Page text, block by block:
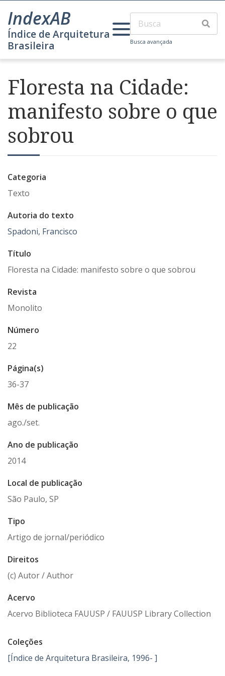
IndexAB
Índice de Arquitetura
Brasileira
Busca avançada
Floresta na Cidade:
manifesto sobre o que
sobrou
Categoria
Texto
Autoria do texto
Spadoni, Francisco
Título
Floresta na Cidade: manifesto sobre o que sobrou
Revista
Monolito
Número
22
Página(s)
36-37
Mês de publicação
ago./set.
Ano de publicação
2014
Local de publicação
São Paulo, SP
Tipo
Artigo de jornal/periódico
Direitos
(c) Autor / Author
Acervo
Acervo Biblioteca FAUUSP / FAUUSP Library Collection
Coleções
[Índice de Arquitetura Brasileira, 1996- ]